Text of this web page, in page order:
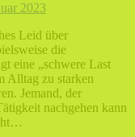
2023
Leid über
die
eine „schwere Last
Alltag zu starken
Jemand, der
nachgehen kann